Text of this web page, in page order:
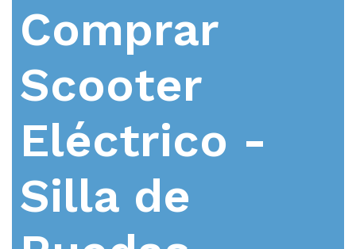
Comprar
Scooter
Eléctrico -
Silla de